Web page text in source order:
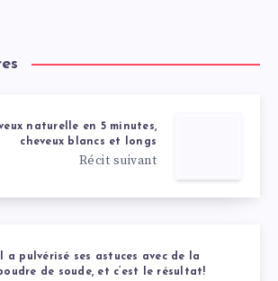
naturelle en 5 minutes,
cheveux blancs et longs
Récit suivant
Il a pulvérisé ses astuces avec de la
de soude, et c’est le résultat!